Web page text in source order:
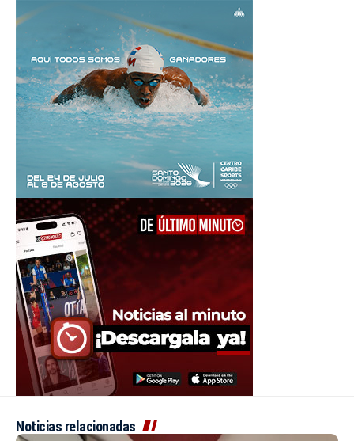
Noticias relacionadas